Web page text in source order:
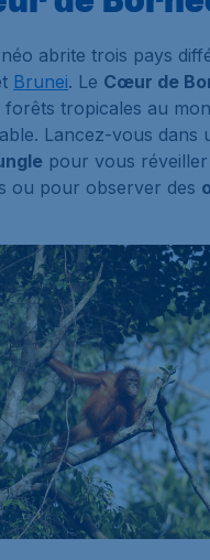
abrite trois pays
Brunei. Le Cœur de
forêts tropicales au
Lancez-vous dans
pour vous
ou pour observer des